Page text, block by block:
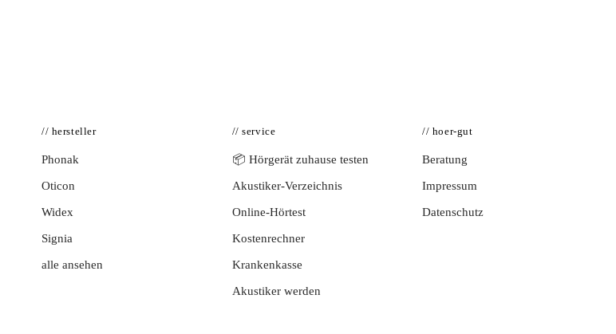
// hersteller
Phonak
Oticon
Widex
Signia
alle ansehen
// service
📦 Hörgerät zuhause testen
Akustiker-Verzeichnis
Online-Hörtest
Kostenrechner
Krankenkasse
Akustiker werden
// hoer-gut
Beratung
Impressum
Datenschutz